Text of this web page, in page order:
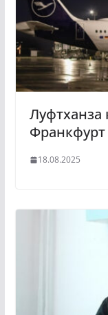
Луфтханза
Франкфурт
18.08.2025